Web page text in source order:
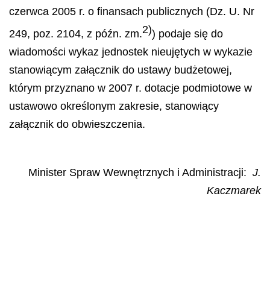
czerwca 2005 r. o finansach publicznych (Dz. U. Nr
249, poz. 2104, z późn. zm.2)) podaje się do
wiadomości wykaz jednostek nieujętych w wykazie
stanowiącym załącznik do ustawy budżetowej,
którym przyznano w 2007 r. dotacje podmiotowe w
ustawowo określonym zakresie, stanowiący
załącznik do obwieszczenia.
Minister Spraw Wewnętrznych i Administracji: J.
Kaczmarek